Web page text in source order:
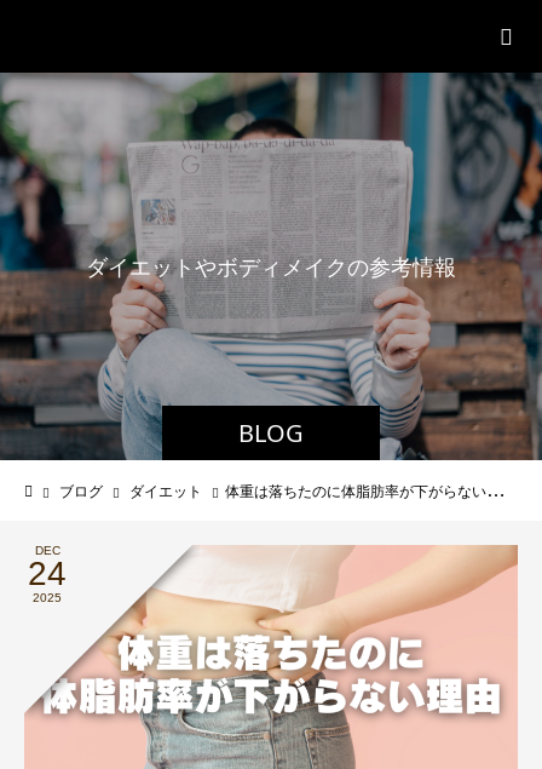
BLOG
ダイエットやボディメイクの参考情報
ブログ ダイエット 体重は落ちたのに体脂肪率が下がらない理由と正しい対策を徹底解説
DEC
24
2025